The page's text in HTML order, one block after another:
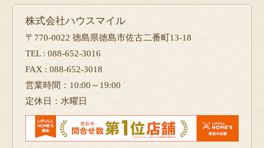
株式会社ハウスマイル
〒770-0022 徳島県徳島市佐古二番町13-18
TEL : 088-652-3016
FAX : 088-652-3018
営業時間：10:00～19:00
定休日：水曜日